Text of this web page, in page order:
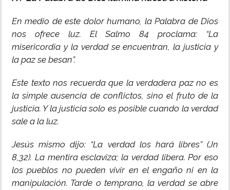
En medio de este dolor humano, la Palabra de Dios
nos ofrece luz. El Salmo 84 proclama: “La
misericordia y la verdad se encuentran, la justicia y
la paz se besan”.
Este texto nos recuerda que la verdadera paz no es
la simple ausencia de conflictos, sino el fruto de la
justicia. Y la justicia solo es posible cuando la verdad
sale a la luz.
Jesús mismo dijo: “La verdad los hará libres” (Jn
8,32). La mentira esclaviza; la verdad libera. Por eso
los pueblos no pueden vivir en el engaño ni en la
manipulación. Tarde o temprano, la verdad se abre